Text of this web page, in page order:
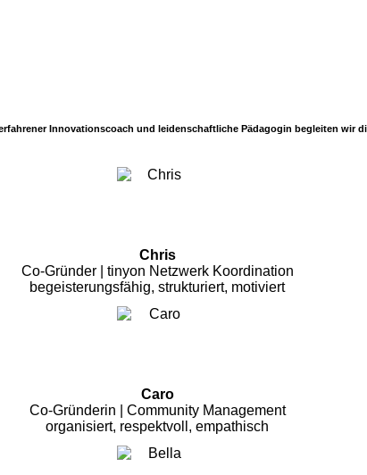
Innovationscoach und leidenschaftliche Pädagogin begleiten wir
Chris
Co-Gründer | tinyon Netzwerk Koordination
begeisterungsfähig, strukturiert, motiviert
Caro
Co-Gründerin | Community Management
organisiert, respektvoll, empathisch